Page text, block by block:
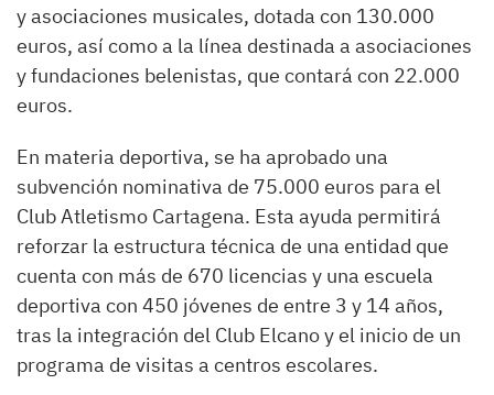
y asociaciones musicales, dotada con 130.000
euros, así como a la línea destinada a asociaciones
y fundaciones belenistas, que contará con 22.000
euros.
En materia deportiva, se ha aprobado una
subvención nominativa de 75.000 euros para el
Club Atletismo Cartagena. Esta ayuda permitirá
reforzar la estructura técnica de una entidad que
cuenta con más de 670 licencias y una escuela
deportiva con 450 jóvenes de entre 3 y 14 años,
tras la integración del Club Elcano y el inicio de un
programa de visitas a centros escolares.